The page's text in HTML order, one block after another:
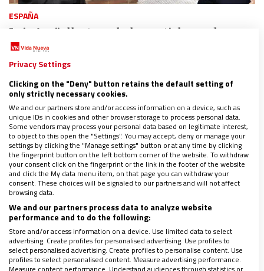
ESPAÑA
Luis Argüello, tras el plan antiabusos de
Moncloa: “Cuando la opinión pública es más
importante que la verdad, la confianza se
resquebraja”
06/02/2022|JOSÉ BELTRÁN
A través de un críptico tuit, el secretario general de los
obispos desvelaría su decepción por la falta de juego limpio
del Gobierno para afrontar la crisis de los abusos
Privacy Settings
Clicking on the "Deny" button retains the default setting of
only strictly necessary cookies.
We and our partners store and/or access information on a device, such as
unique IDs in cookies and other browser storage to process personal data.
Some vendors may process your personal data based on legitimate interest,
to object to this open the "Settings". You may accept, deny or manage your
settings by clicking the "Manage settings" button or at any time by clicking
the fingerprint button on the left bottom corner of the website. To withdraw
your consent click on the fingerprint or the link in the footer of the website
and click the My data menu item, on that page you can withdraw your
consent. These choices will be signaled to our partners and will not affect
browsing data.
We and our partners process data to analyze website
performance and to do the following:
Store and/or access information on a device. Use limited data to select
advertising. Create profiles for personalised advertising. Use profiles to
select personalised advertising. Create profiles to personalise content. Use
profiles to select personalised content. Measure advertising performance.
Measure content performance. Understand audiences through statistics or